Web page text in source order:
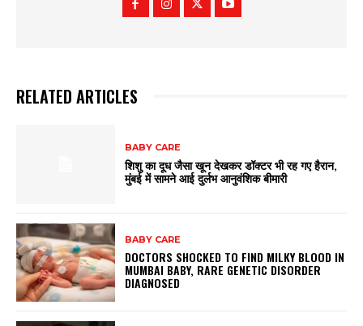
RELATED ARTICLES
BABY CARE
शिशु का दूध जैसा खून देखकर डॉक्टर भी रह गए हैरान,
मुंबई में सामने आई दुर्लभ आनुवंशिक बीमारी
BABY CARE
DOCTORS SHOCKED TO FIND MILKY BLOOD IN
MUMBAI BABY, RARE GENETIC DISORDER
DIAGNOSED